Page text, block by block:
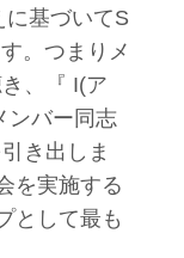
に基づいてS
。つまりメ
、『 I(ア
ンバー同志
き出しま
を実施する
として最も